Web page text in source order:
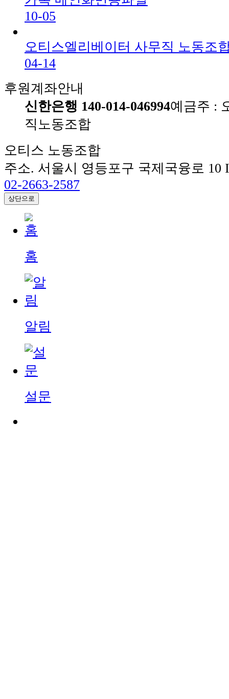
10-05
오티스엘리베이터 사무직 노동조
04-14
후원계좌안내
신한은행 140-014-046994예금주 :
직노동조합
오티스 노동조합
주소. 서울시 영등포구 국제국융로 10
02-2663-2587
상단으로
홈
알림
설문